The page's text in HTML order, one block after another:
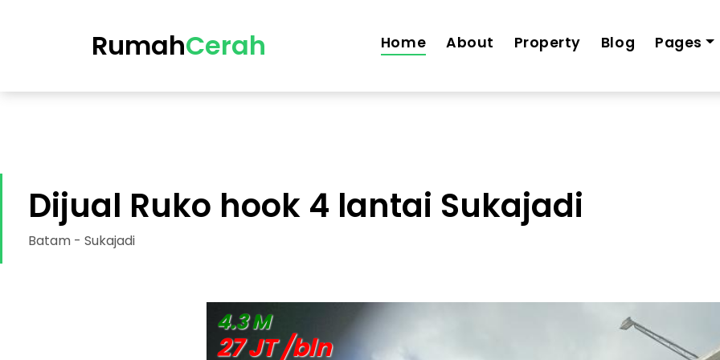
RumahCerah Home About Property Blog Pages
Dijual Ruko hook 4 lantai Sukajadi
Batam - Sukajadi
4.3 M
27 JT /bln